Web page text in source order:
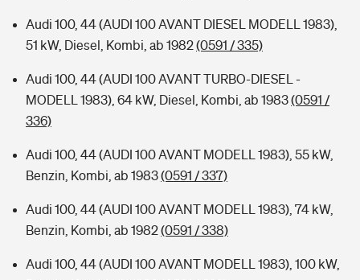
Audi 100, 44 (AUDI 100 AVANT DIESEL MODELL 1983),
51 kW, Diesel, Kombi, ab 1982(0591 / 335)
Audi 100, 44 (AUDI 100 AVANT TURBO-DIESEL -
MODELL 1983), 64 kW, Diesel, Kombi, ab 1983(0591 /
336)
Audi 100, 44 (AUDI 100 AVANT MODELL 1983), 55 kW,
Benzin, Kombi, ab 1983(0591 / 337)
Audi 100, 44 (AUDI 100 AVANT MODELL 1983), 74 kW,
Benzin, Kombi, ab 1982(0591 / 338)
Audi 100, 44 (AUDI 100 AVANT MODELL 1983), 100 kW,